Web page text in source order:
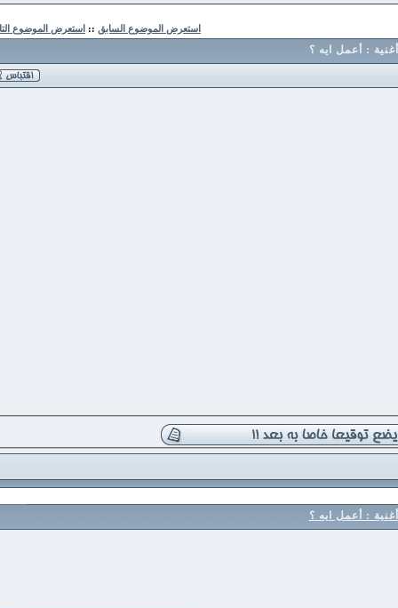
استعرض الموضوع السابق ::استعرض الموضوع التالي
أعمل ايه ؟
أعمل ايه ؟